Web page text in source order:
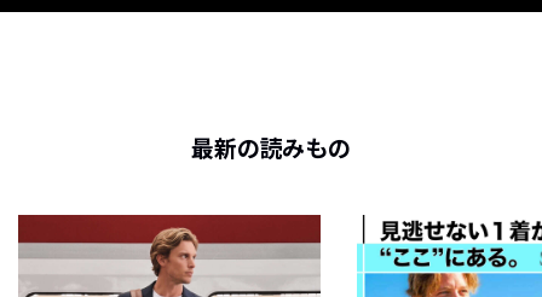
最新の読みもの